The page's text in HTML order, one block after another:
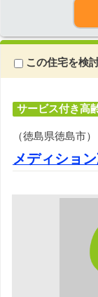
この住宅を検
サービス付き高
（徳島県徳島市）
メディショ